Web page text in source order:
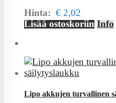
Hinta: € 2,02
Lisää ostoskoriin Info
Lipo akkujen turvallinen